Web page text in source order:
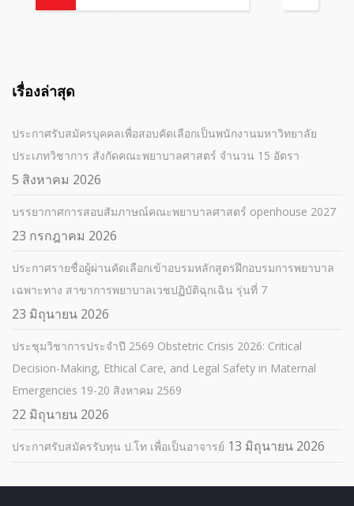
เรื่องล่าสุด
ประกาศรับสมัครบุคคลเพื่อสอบคัดเลือกเป็นพนักงานมหาวิทยาลัย
ประเภทวิชาการ สังกัดคณะพยาบาลศาสตร์ จำนวน 15 อัตรา
5 สิงหาคม 2026
บรรยากาศการสอบสัมภาษณ์คณะพยาบาลศาสตร์ openhouse 2027
23 กรกฎาคม 2026
ประกาศรายชื่อผู้ผ่านคัดเลือกเข้าอบรมหลักสูตรฝึกอบรมการพยาบาล
เฉพาะทาง สาขาการพยาบาลเวชปฏิบัติฉุกเฉิน รุ่นที่ 7
23 มิถุนายน 2026
ประชุมวิชาการประจำปี 2569 Obstetric Crisis 2026: Critical
Decision-Making, Ethical Care, and Legal Safety in Maternal
Emergencies 19-20 สิงหาคม 2569
22 มิถุนายน 2026
ประกาศรับสมัครรับทุน ป.โท เพื่อเป็นอาจารย์ 13 มิถุนายน 2026